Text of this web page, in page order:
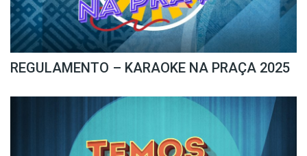
REGULAMENTO – KARAOKE NA PRAÇA 2025